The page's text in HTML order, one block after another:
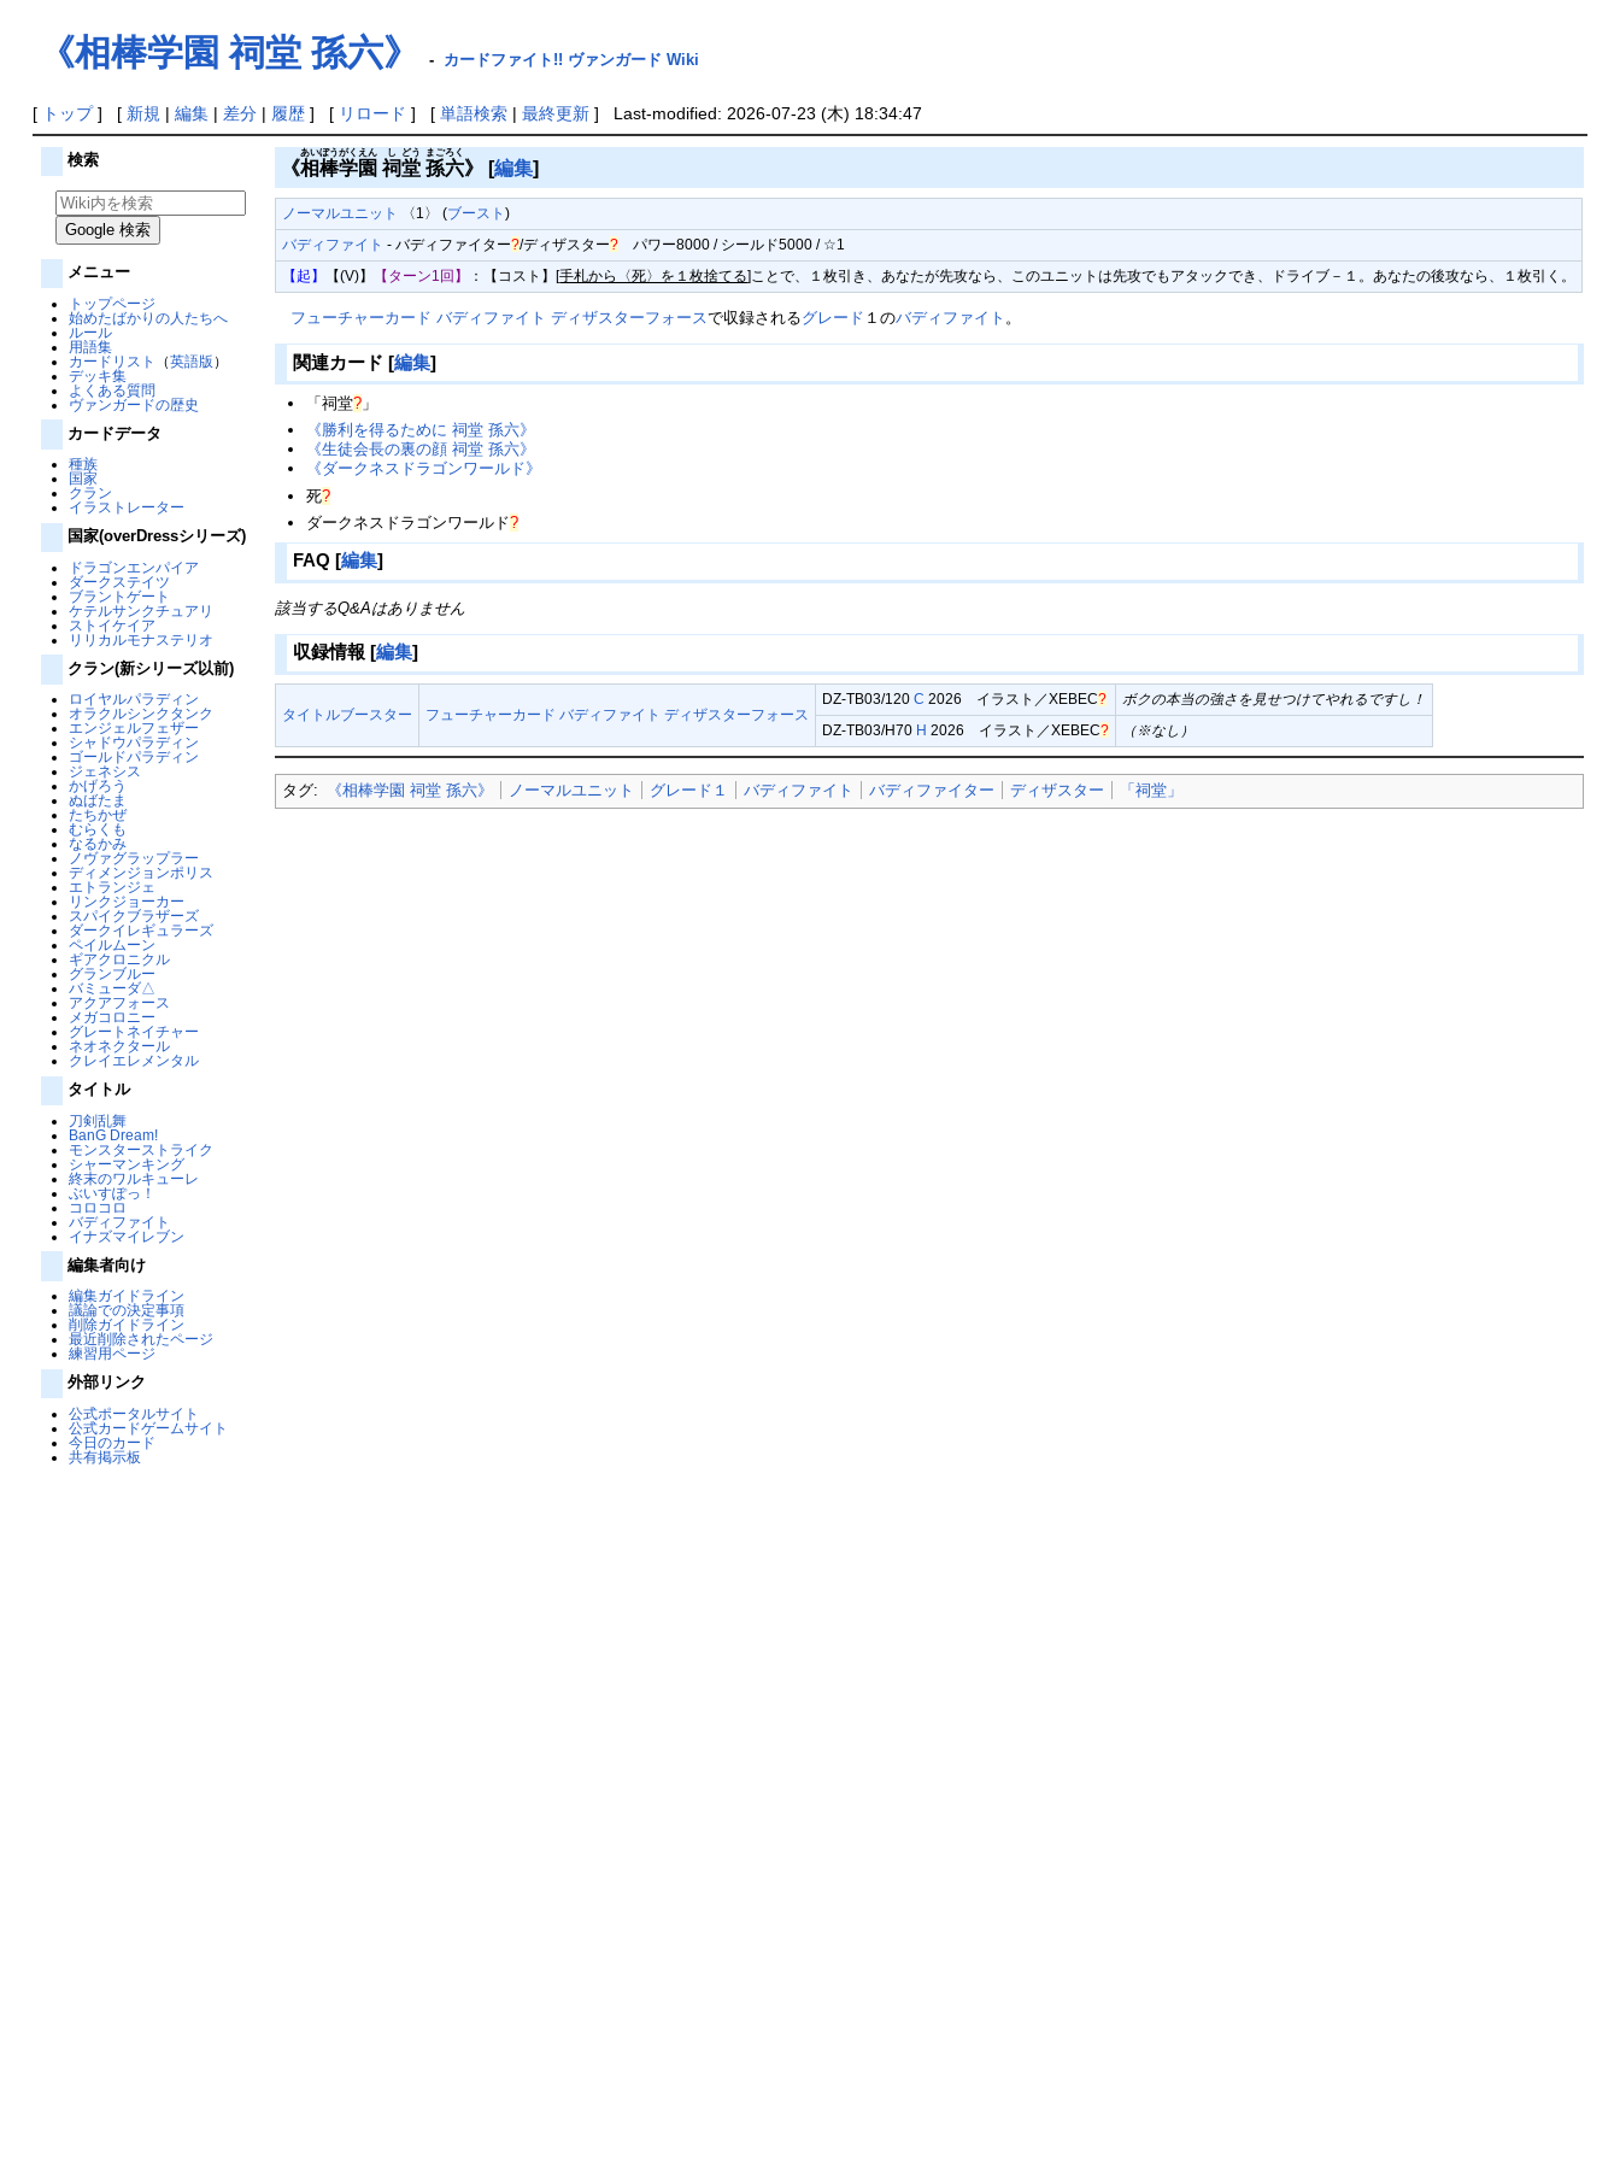
《相棒学園 祠堂 孫六》 - カードファイト!! ヴァンガード Wiki
[ トップ] [ 新規 | 編集| 差分| 履歴] [ リロード ] [ 単語検索| 最終更新] Last-modified: 2026-07-23 (木) 18:34:47
検索
メニュー
トップページ
始めたばかりの人たちへ
ルール
用語集
カードリスト
（英語版 ）
デッキ集
よくある質問
ヴァンガードの歴史
カードデータ
種族
国家
クラン
イラストレーター
国家(overDressシリーズ)
ドラゴンエンパイア
ダークステイツ
ブラントゲート
ケテルサンクチュアリ
ストイケイア
リリカルモナステリオ
クラン(新シリーズ以前)
ロイヤルパラディン
オラクルシンクタンク
エンジェルフェザー
シャドウパラディン
ゴールドパラディン
ジェネシス
かげろう
ぬばたま
たちかぜ
むらくも
なるかみ
ノヴァグラップラー
ディメンジョンポリス
エトランジェ
リンクジョーカー
スパイクブラザーズ
ダークイレギュラーズ
ペイルムーン
ギアクロニクル
グランブルー
バミューダ△
アクアフォース
メガコロニー
グレートネイチャー
ネオネクタール
クレイエレメンタル
タイトル
刀剣乱舞
BanG Dream!
モンスターストライク
シャーマンキング
終末のワルキューレ
ぶいすぽっ！
コロコロ
バディファイト
イナズマイレブン
編集者向け
編集ガイドライン
議論での決定事項
削除ガイドライン
最近削除されたページ
練習用ページ
外部リンク
公式ポータルサイト
公式カードゲームサイト
今日のカード
共有掲示板
《相
あい
棒
ぼう
学
がく
園
えん
祠
し
堂
どう
孫
まご
六
ろく
》 [編集]
ノーマルユニット 〈1〉 (ブースト)
バディファイト -バディファイター?/ディザスター? パワー8000 / シールド5000 / ☆1
【起】
【(V)】 【ターン1回】 ：【コスト】[手札から〈死〉を１枚捨てる]ことで、１枚引き、あなたが先攻なら、このユニットは先攻でもアタックでき、ドライブ－１。あなたの後攻なら、１枚引く。
フューチャーカード バディファイト ディザスターフォースで収録されるグレード １のバディファイト 。
関連カード [編集]
「祠堂? 」
《勝利を得るために 祠堂 孫六》
《生徒会長の裏の顔 祠堂 孫六》
《ダークネスドラゴンワールド》
死?
ダークネスドラゴンワールド?
FAQ [編集]
該当するQ&Aはありません
収録情報 [編集]
タイトルブースター フューチャーカード バディファイト ディザスターフォース
DZ-TB03/120C 2026 イラスト／XEBEC?
ボクの本当の強さを見せつけてやれるですし！
DZ-TB03/H70 H 2026 イラスト／XEBEC? （※なし）
タグ: 《相棒学園 祠堂 孫六》 ノーマルユニット グレード１ バディファイト バディファイター ディザスター 「祠堂」